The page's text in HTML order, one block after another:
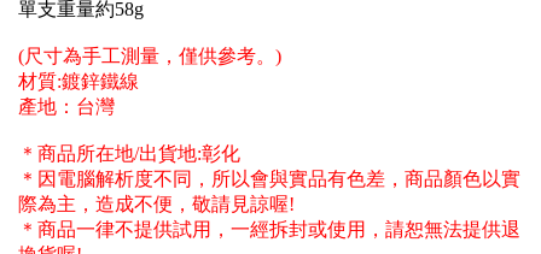
單支重量約58g
(尺寸為手工測量，僅供參考。)
材質:鍍鋅鐵線
產地：台灣
＊商品所在地/出貨地:彰化
＊因電腦解析度不同，所以會與實品有色差，商品顏色以實
際為主，造成不便，敬請見諒喔!
＊商品一律不提供試用，一經拆封或使用，請恕無法提供退